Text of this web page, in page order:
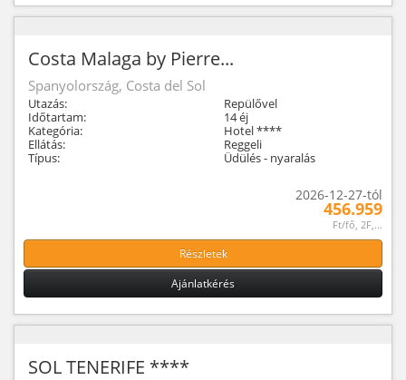
Costa Malaga by Pierre...
Spanyolország, Costa del Sol
Utazás:
Repülővel
Időtartam:
14 éj
Kategória:
Hotel ****
Ellátás:
Reggeli
Típus:
Üdülés - nyaralás
2026-12-27-tól
456.959
Ft/fő, 2F,...
Részletek
Ajánlatkérés
SOL TENERIFE ****